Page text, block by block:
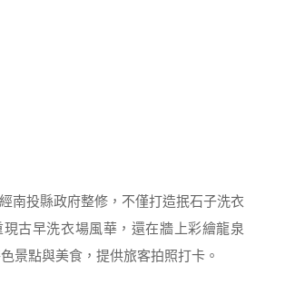
南投縣政府整修，不僅打造抿石子洗衣
古早洗衣場風華，還在牆上彩繪龍泉
景點與美食，提供旅客拍照打卡。